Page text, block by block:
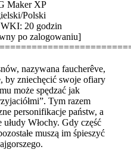
Maker XP
Polski
20 godzin
po zalogowaniu]
nazywana faucherêve,
by zniechęcić swoje ofiary
może spędzać jak
Tym razem
personifikacje państw, a
ułudy Włochy. Gdy część
muszą im śpieszyć